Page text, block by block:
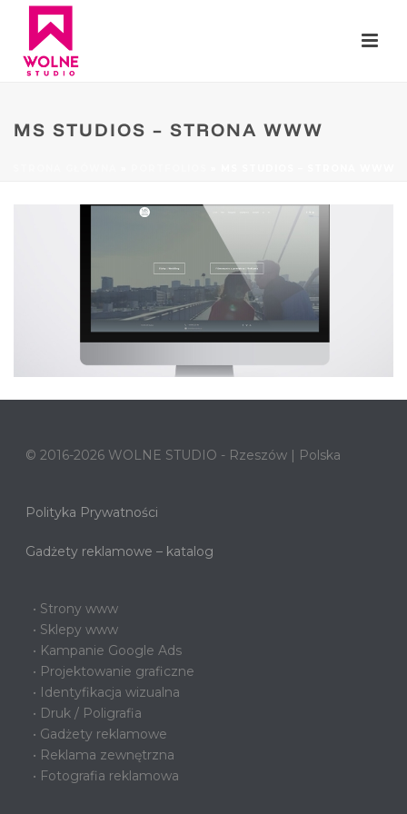
MS STUDIOS – STRONA WWW
© 2016-2026 WOLNE STUDIO - Rzeszów | Polska
Polityka Prywatności
Gadżety reklamowe – katalog
• Strony www
• Sklepy www
• Kampanie Google Ads
• Projektowanie graficzne
• Identyfikacja wizualna
• Druk / Poligrafia
• Gadżety reklamowe
• Reklama zewnętrzna
• Fotografia reklamowa